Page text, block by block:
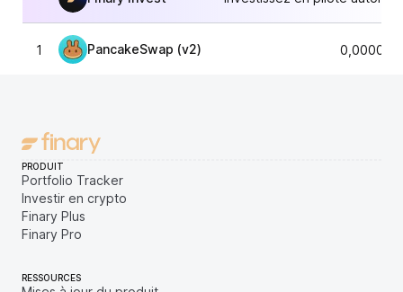
1 PancakeSwap (v2)
PRODUIT
Portfolio Tracker
Investir en crypto
Finary Plus
Finary Pro
RESSOURCES